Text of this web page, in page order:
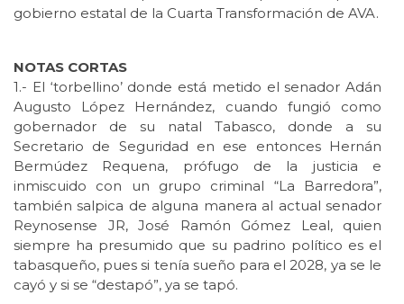
gobierno estatal de la Cuarta Transformación de AVA.
NOTAS CORTAS
1.- El ‘torbellino’ donde está metido el senador Adán
Augusto López Hernández, cuando fungió como
gobernador de su natal Tabasco, donde a su
Secretario de Seguridad en ese entonces Hernán
Bermúdez Requena, prófugo de la justicia e
inmiscuido con un grupo criminal “La Barredora”,
también salpica de alguna manera al actual senador
Reynosense JR, José Ramón Gómez Leal, quien
siempre ha presumido que su padrino político es el
tabasqueño, pues si tenía sueño para el 2028, ya se le
cayó y si se “destapó”, ya se tapó.